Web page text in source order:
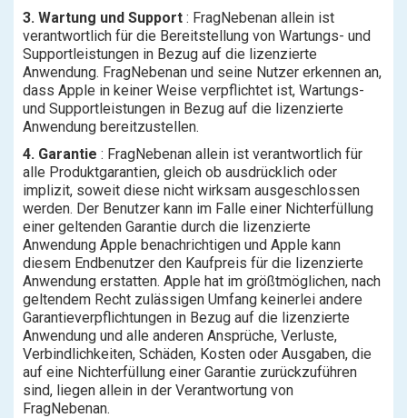
3. Wartung und Support : FragNebenan allein ist
verantwortlich für die Bereitstellung von Wartungs- und
Supportleistungen in Bezug auf die lizenzierte
Anwendung. FragNebenan und seine Nutzer erkennen an,
dass Apple in keiner Weise verpflichtet ist, Wartungs-
und Supportleistungen in Bezug auf die lizenzierte
Anwendung bereitzustellen.
4. Garantie : FragNebenan allein ist verantwortlich für
alle Produktgarantien, gleich ob ausdrücklich oder
implizit, soweit diese nicht wirksam ausgeschlossen
werden. Der Benutzer kann im Falle einer Nichterfüllung
einer geltenden Garantie durch die lizenzierte
Anwendung Apple benachrichtigen und Apple kann
diesem Endbenutzer den Kaufpreis für die lizenzierte
Anwendung erstatten. Apple hat im größtmöglichen, nach
geltendem Recht zulässigen Umfang keinerlei andere
Garantieverpflichtungen in Bezug auf die lizenzierte
Anwendung und alle anderen Ansprüche, Verluste,
Verbindlichkeiten, Schäden, Kosten oder Ausgaben, die
auf eine Nichterfüllung einer Garantie zurückzuführen
sind, liegen allein in der Verantwortung von
FragNebenan.